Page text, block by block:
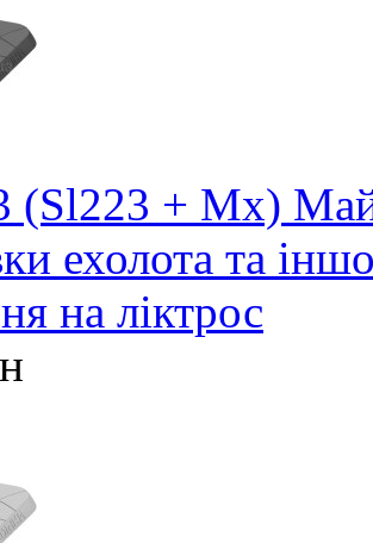
(Sl223 + Mx)
ехолота та
на ліктрос